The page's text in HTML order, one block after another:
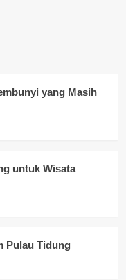
yang Masih
untuk Wisata
Pulau Tidung